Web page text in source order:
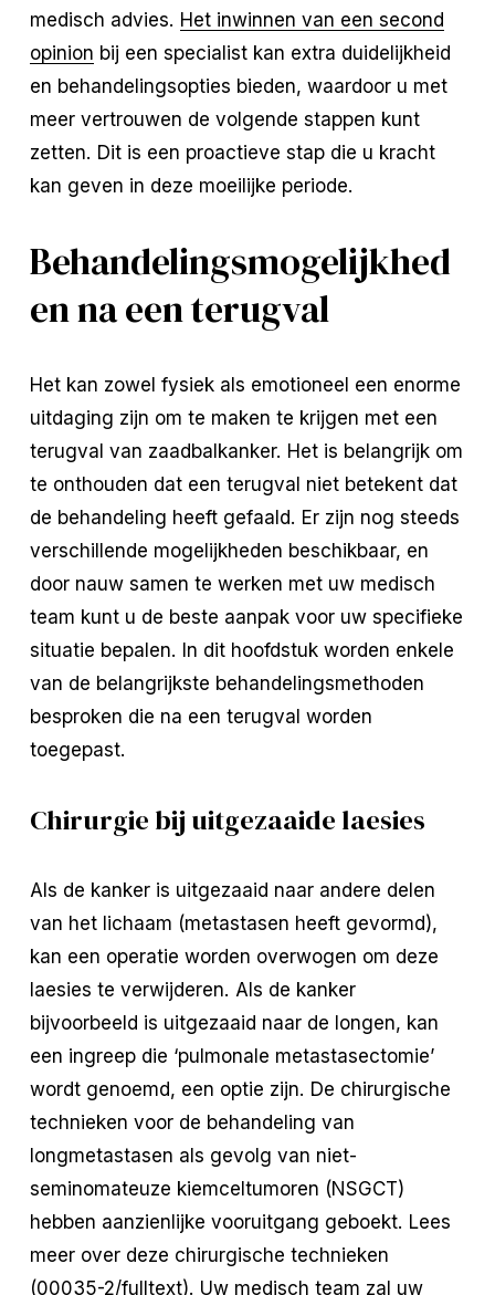
medisch advies. Het inwinnen van een second
opinion bij een specialist kan extra duidelijkheid
en behandelingsopties bieden, waardoor u met
meer vertrouwen de volgende stappen kunt
zetten. Dit is een proactieve stap die u kracht
kan geven in deze moeilijke periode.
Behandelingsmogelijkhed
en na een terugval
Het kan zowel fysiek als emotioneel een enorme
uitdaging zijn om te maken te krijgen met een
terugval van zaadbalkanker. Het is belangrijk om
te onthouden dat een terugval niet betekent dat
de behandeling heeft gefaald. Er zijn nog steeds
verschillende mogelijkheden beschikbaar, en
door nauw samen te werken met uw medisch
team kunt u de beste aanpak voor uw specifieke
situatie bepalen. In dit hoofdstuk worden enkele
van de belangrijkste behandelingsmethoden
besproken die na een terugval worden
toegepast.
Chirurgie bij uitgezaaide laesies
Als de kanker is uitgezaaid naar andere delen
van het lichaam (metastasen heeft gevormd),
kan een operatie worden overwogen om deze
laesies te verwijderen. Als de kanker
bijvoorbeeld is uitgezaaid naar de longen, kan
een ingreep die ‘pulmonale metastasectomie’
wordt genoemd, een optie zijn. De chirurgische
technieken voor de behandeling van
longmetastasen als gevolg van niet-
seminomateuze kiemceltumoren (NSGCT)
hebben aanzienlijke vooruitgang geboekt. Lees
meer over deze chirurgische technieken
(00035-2/fulltext). Uw medisch team zal uw